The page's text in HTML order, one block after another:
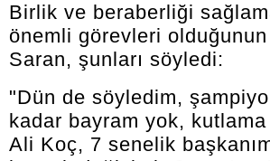
Birlik ve beraberliği
önemli görevleri olduğunun
Saran, şunları söyledi:
"Dün de söyledim,
kadar bayram yok, kutlama
Ali Koç, 7 senelik